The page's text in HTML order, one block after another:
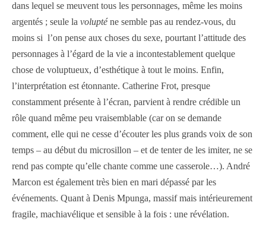
dans lequel se meuvent tous les personnages, même les moins
argentés ; seule la volupté ne semble pas au rendez-vous, du
moins si l’on pense aux choses du sexe, pourtant l’attitude des
personnages à l’égard de la vie a incontestablement quelque
chose de voluptueux, d’esthétique à tout le moins. Enfin,
l’interprétation est étonnante. Catherine Frot, presque
constamment présente à l’écran, parvient à rendre crédible un
rôle quand même peu vraisemblable (car on se demande
comment, elle qui ne cesse d’écouter les plus grands voix de son
temps – au début du microsillon – et de tenter de les imiter, ne se
rend pas compte qu’elle chante comme une casserole…). André
Marcon est également très bien en mari dépassé par les
événements. Quant à Denis Mpunga, massif mais intérieurement
fragile, machiavélique et sensible à la fois : une révélation.